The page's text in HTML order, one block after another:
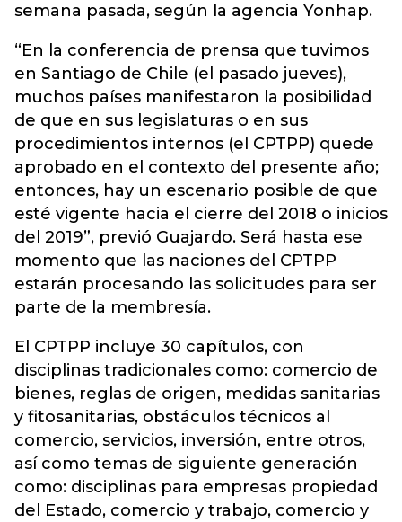
semana pasada, según la agencia Yonhap.
“En la conferencia de prensa que tuvimos
en Santiago de Chile (el pasado jueves),
muchos países manifestaron la posibilidad
de que en sus legislaturas o en sus
procedimientos internos (el CPTPP) quede
aprobado en el contexto del presente año;
entonces, hay un escenario posible de que
esté vigente hacia el cierre del 2018 o inicios
del 2019”, previó Guajardo. Será hasta ese
momento que las naciones del CPTPP
estarán procesando las solicitudes para ser
parte de la membresía.
El CPTPP incluye 30 capítulos, con
disciplinas tradicionales como: comercio de
bienes, reglas de origen, medidas sanitarias
y fitosanitarias, obstáculos técnicos al
comercio, servicios, inversión, entre otros,
así como temas de siguiente generación
como: disciplinas para empresas propiedad
del Estado, comercio y trabajo, comercio y